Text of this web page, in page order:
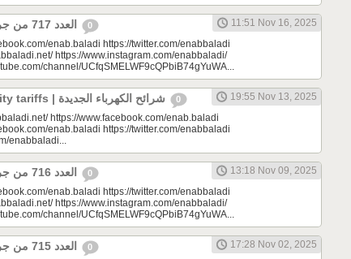
0
11:51 Nov 16, 2025
enab.baladi https://twitter.com/enabbaladi
https://www.instagram.com/enabbaladi/
channel/UCfqSMELWF9cQPbiB74gYuWA...
0
19:55 Nov 13, 2025
https://www.facebook.com/enab.baladi
enab.baladi https://twitter.com/enabbaladi
enabbaladi...
0
13:18 Nov 09, 2025
enab.baladi https://twitter.com/enabbaladi
https://www.instagram.com/enabbaladi/
channel/UCfqSMELWF9cQPbiB74gYuWA...
0
17:28 Nov 02, 2025